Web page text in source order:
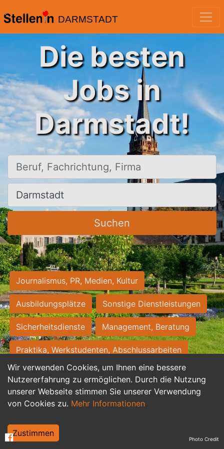
DARMSTADT
Wir verwenden Cookies, um Ihnen eine bessere
Nutzererfahrung zu ermöglichen. Durch die Nutzung
unserer Webseite stimmen Sie unserer Verwendung
von Cookies zu. Mehr Informationen
Zustimmen
Die besten
Jobs in
Darmstadt!
Beruf, Fachrichtung, Firma
Ort, Stadt
Suchen
Journalismus, PR, Medien, Kultur
Ausbildungsplätze Sonstige Dienstleistungen
Sicherheitsdienste Management, Beratung
Praktika, Werkstudenten, Abschlussarbeiten
Personalwesen Assistenz, Sekretariat
Hilfskräfte, Aushilfs- und Nebenjobs
Weiterbildung, Studium, duale Ausbildung Photo Credit